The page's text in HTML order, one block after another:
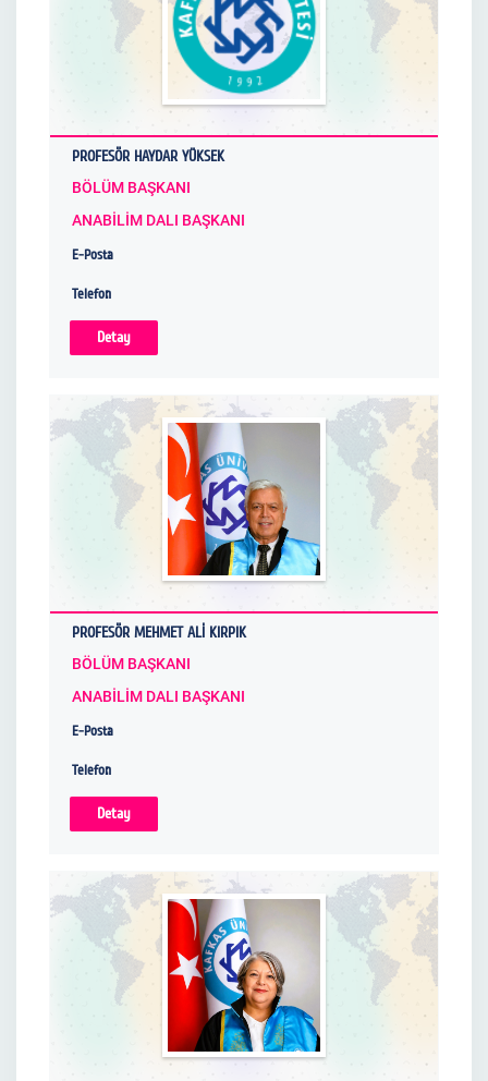
PROFESÖR HAYDAR YÜKSEK
BÖLÜM BAŞKANI
ANABİLİM DALI BAŞKANI
E-Posta
Telefon
Detay
PROFESÖR MEHMET ALİ KIRPIK
BÖLÜM BAŞKANI
ANABİLİM DALI BAŞKANI
E-Posta
Telefon
Detay